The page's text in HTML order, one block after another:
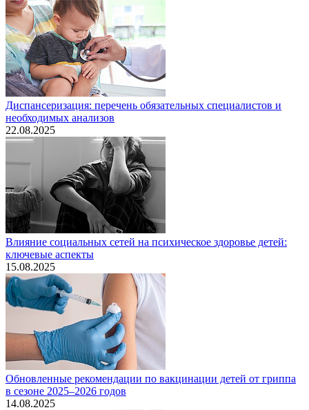
Диспансеризация: перечень обязательных специалистов и
необходимых анализов
22.08.2025
Влияние социальных сетей на психическое здоровье детей:
ключевые аспекты
15.08.2025
Обновленные рекомендации по вакцинации детей от гриппа
в сезоне 2025–2026 годов
14.08.2025